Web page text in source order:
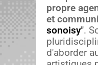
pro­pre
et
sonoisy".
d'aborder